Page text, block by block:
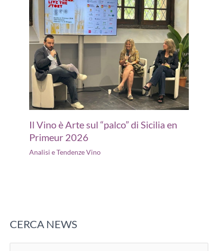
Il Vino è Arte sul “palco” di Sicilia en
Primeur 2026
Analisi e Tendenze Vino
CERCA NEWS